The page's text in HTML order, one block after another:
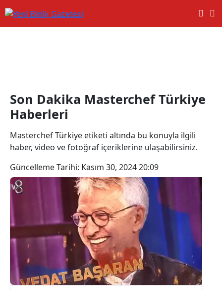
Son Dakika Masterchef Türkiye
Haberleri
Masterchef Türkiye etiketi altında bu konuyla ilgili
haber, video ve fotoğraf içeriklerine ulaşabilirsiniz.
Güncelleme Tarihi: Kasım 30, 2024 20:09